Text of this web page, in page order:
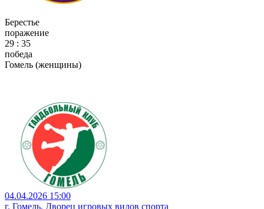
Берестье
поражение
29 : 35
победа
Гомель (женщины)
04.04.2026 15:00
г. Гомель, Дворец игровых видов спорта